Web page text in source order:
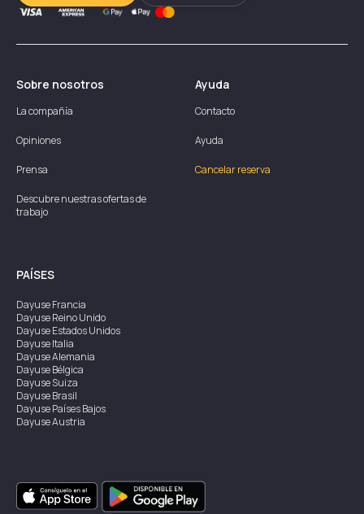
Sobre nosotros
La compañía
Opiniones
Prensa
Descubre nuestras ofertas de
trabajo
Ayuda
Contacto
Ayuda
Cancelar reserva
PAÍSES
DayuseFrancia
DayuseReino Unido
DayuseEstados Unidos
DayuseItalia
DayuseAlemania
DayuseBélgica
DayuseSuiza
DayuseBrasil
DayusePaíses Bajos
DayuseAustria
DayuseSingapur
DayuseSuecia